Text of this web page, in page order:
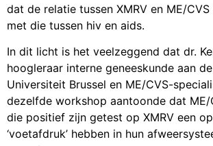
dat de relatie tussen XMRV en ME/
met die tussen hiv en aids.
In dit licht is het veelzeggend dat dr.
hoogleraar interne geneeskunde aan
Universiteit Brussel en ME/CVS-
dezelfde workshop aantoonde dat
die positief zijn getest op XMRV een
‘voetafdruk’ hebben in hun